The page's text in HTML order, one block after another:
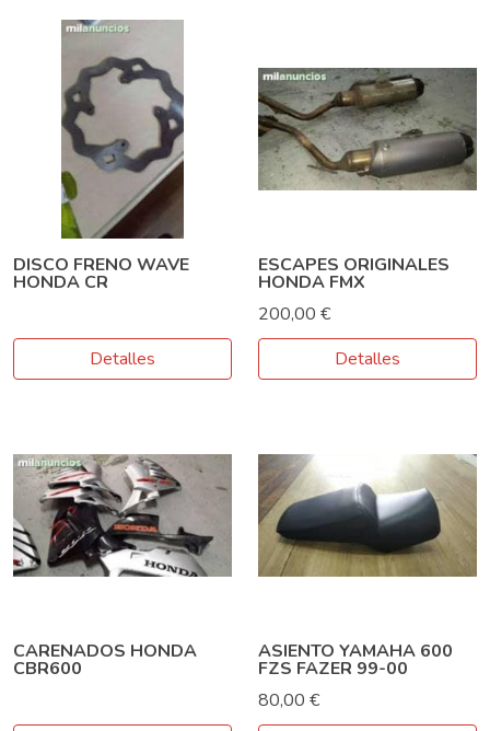
DISCO FRENO WAVE
HONDA CR
Detalles
ESCAPES ORIGINALES
HONDA FMX
200,00 €
Detalles
CARENADOS HONDA
CBR600
ASIENTO YAMAHA 600
FZS FAZER 99-00
80,00 €